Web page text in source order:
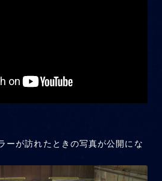
ーが訪れたときの写真が公開にな